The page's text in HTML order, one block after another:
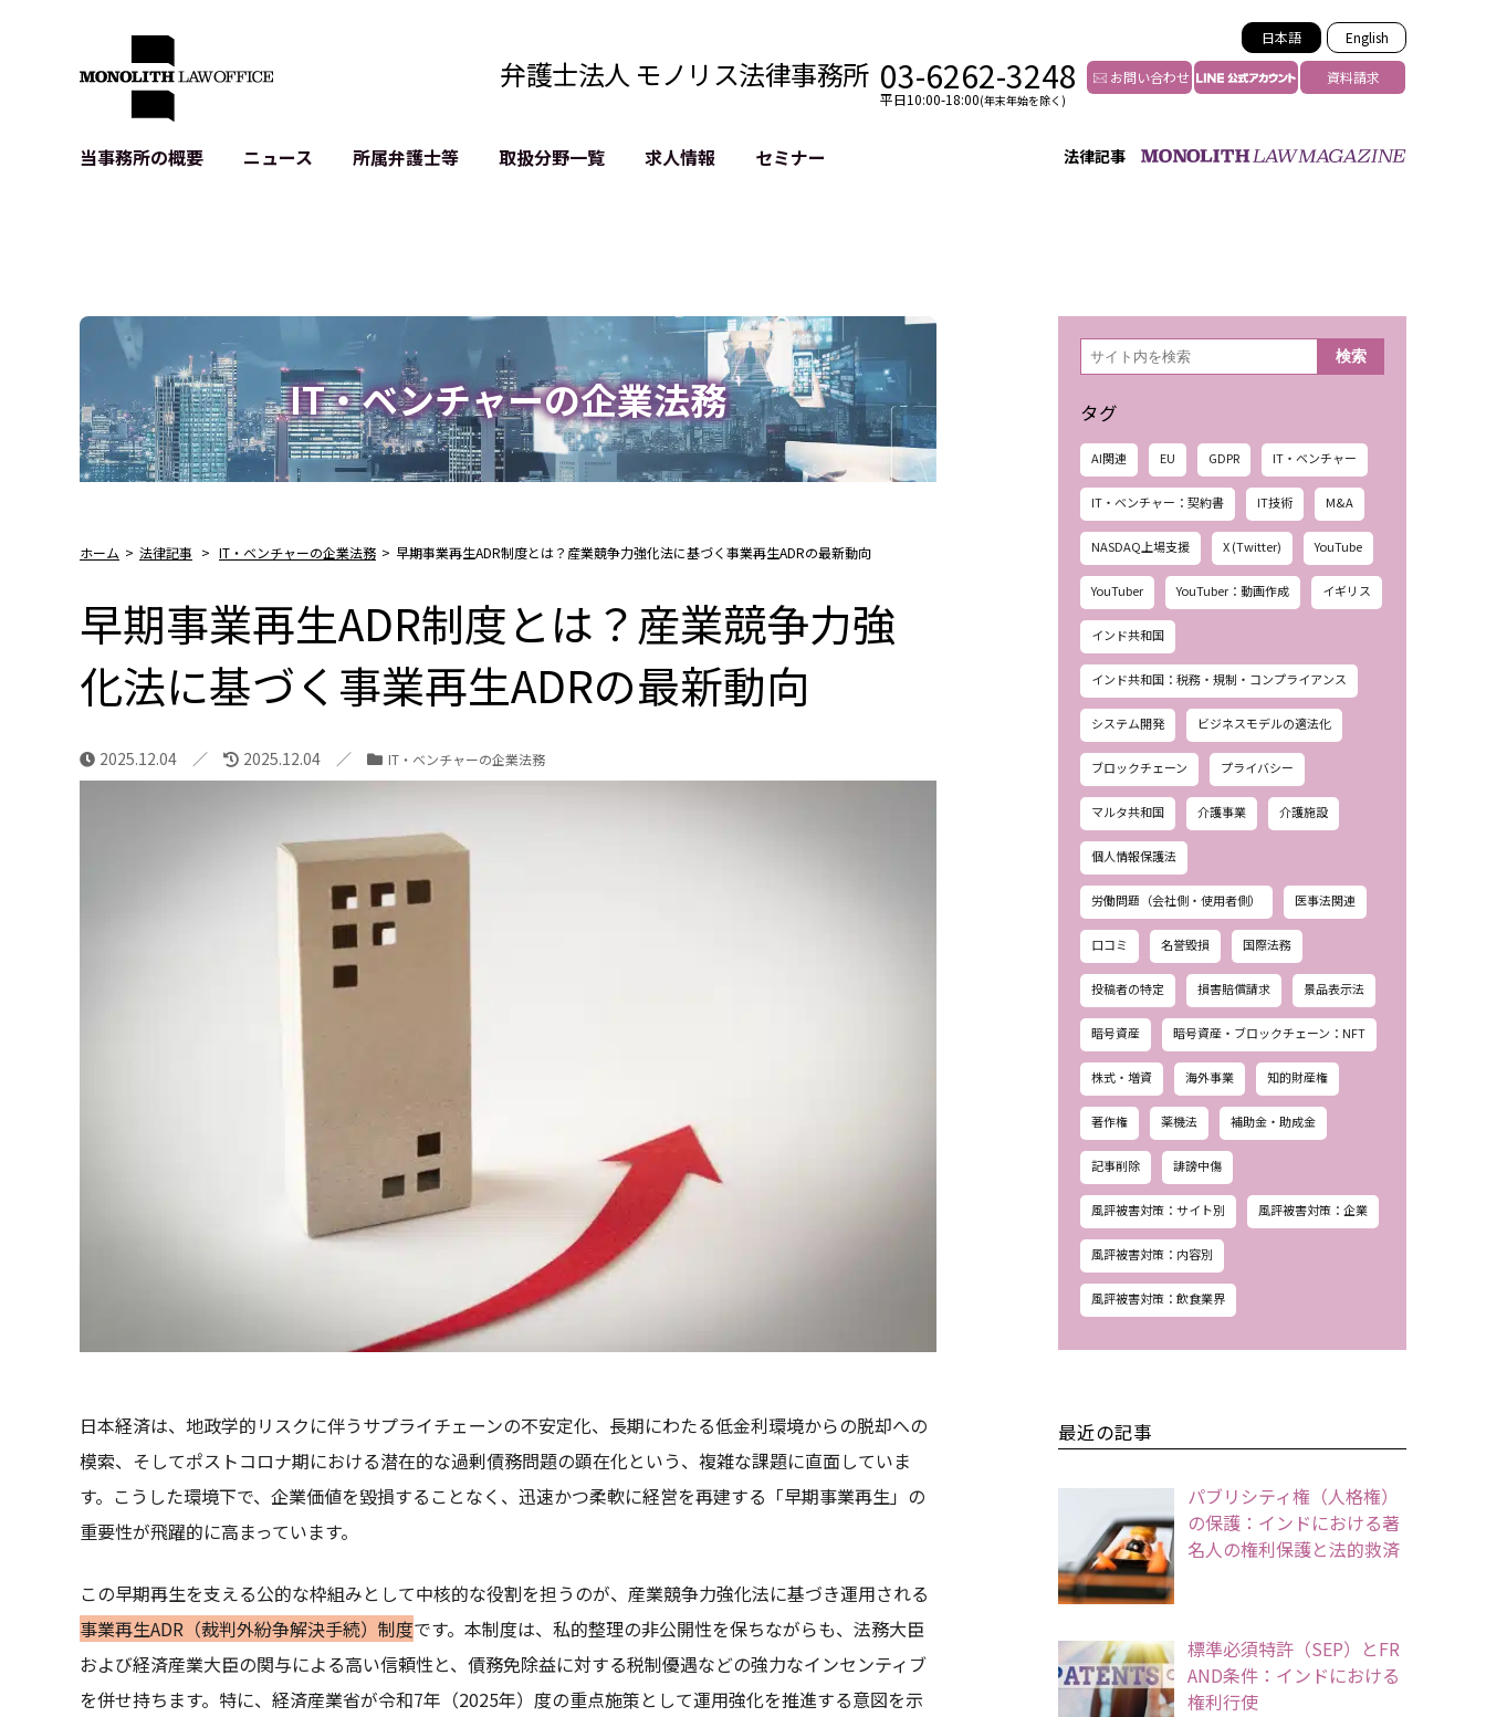
日本語 English
弁護士法人 モノリス法律事務所 03-6262-3248
平日10:00-18:00(年末年始を除く)
お問い合わせ 資料請求
法律記事
当事務所の概要
アクセス
ニュース 所属弁護士等 取扱分野一覧
IPO（上場）支援
生成AI関連法務
記事・LPの薬機法等チェック
D2C等の不正転売対策
サイバー犯罪の刑事告訴等
GDPR対応支援
リスティング汚染の削除対策
過去の芸能等活動の削除
YouTube等SNSのM&A
求人情報 セミナー
IT・ベンチャーの企業法務
ホーム > 法律記事 > IT・ベンチャーの企業法務 > 早期事業再生ADR制度とは？産業競争力強化法に基づく事業再生ADRの最新動向
早期事業再生ADR制度とは？産業競争力強
化法に基づく事業再生ADRの最新動向
2025.12.04 2025.12.04 IT・ベンチャーの企業法務
日本経済は、地政学的リスクに伴うサプライチェーンの不安定化、長期にわたる低金利環境からの脱却への
模索、そしてポストコロナ期における潜在的な過剰債務問題の顕在化という、複雑な課題に直面していま
す。こうした環境下で、企業価値を毀損することなく、迅速かつ柔軟に経営を再建する「早期事業再生」の
重要性が飛躍的に高まっています。
この早期再生を支える公的な枠組みとして中核的な役割を担うのが、産業競争力強化法に基づき運用される
事業再生ADR（裁判外紛争解決手続）制度です。本制度は、私的整理の非公開性を保ちながらも、法務大臣
および経済産業大臣の関与による高い信頼性と、債務免除益に対する税制優遇などの強力なインセンティブ
を併せ持ちます。特に、経済産業省が令和7年（2025年）度の重点施策として運用強化を推進する意図を示
検
索 検索
タグ
AI関連 EU GDPR IT・ベンチャー
IT・ベンチャー：契約書 IT技術 M&A
NASDAQ上場支援 X (Twitter) YouTube
YouTuber YouTuber：動画作成 イギリス
インド共和国
インド共和国：税務・規制・コンプライアンス
システム開発 ビジネスモデルの適法化
ブロックチェーン プライバシー
マルタ共和国 介護事業 介護施設
個人情報保護法
労働問題（会社側・使用者側） 医事法関連
口コミ 名誉毀損 国際法務
投稿者の特定 損害賠償請求 景品表示法
暗号資産 暗号資産・ブロックチェーン：NFT
株式・増資 海外事業 知的財産権
著作権 薬機法 補助金・助成金
記事削除 誹謗中傷
風評被害対策：サイト別 風評被害対策：企業
風評被害対策：内容別
風評被害対策：飲食業界
最近の記事
パブリシティ権（人格権）
の保護：インドにおける著
名人の権利保護と法的救済
標準必須特許（SEP）とFR
AND条件：インドにおける
権利行使